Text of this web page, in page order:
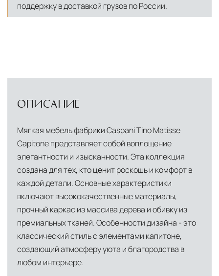
поддержку в доставкой грузов по России.
ОПИСАНИЕ
Мягкая мебель фабрики Caspani Tino Matisse
Capitone представляет собой воплощение
элегантности и изысканности. Эта коллекция
создана для тех, кто ценит роскошь и комфорт в
каждой детали. Основные характеристики
включают высококачественные материалы,
прочный каркас из массива дерева и обивку из
премиальных тканей. Особенности дизайна - это
классический стиль с элементами капитоне,
создающий атмосферу уюта и благородства в
любом интерьере.